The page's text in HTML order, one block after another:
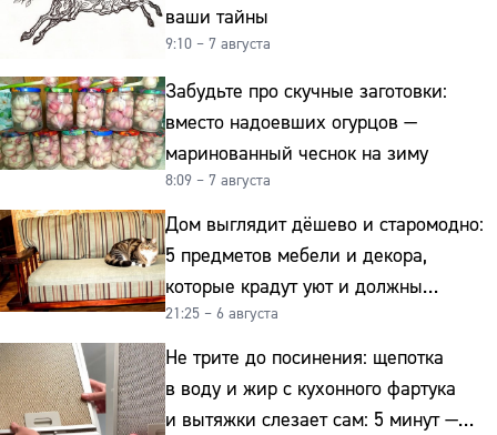
ваши тайны
9:10 – 7 августа
Забудьте про скучные заготовки:
вместо надоевших огурцов —
маринованный чеснок на зиму
8:09 – 7 августа
Дом выглядит дёшево и старомодно:
5 предметов мебели и декора,
которые крадут уют и должны
отправиться на свалку прямо сейчас
21:25 – 6 августа
Не трите до посинения: щепотка
в воду и жир с кухонного фартука
и вытяжки слезает сам: 5 минут —